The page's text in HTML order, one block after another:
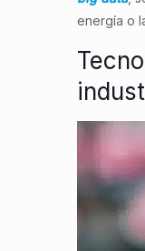
energía o